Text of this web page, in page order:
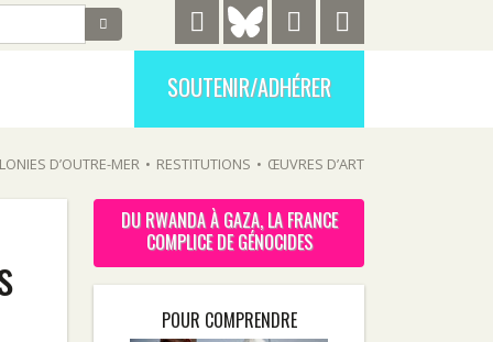
SOUTENIR/ADHÉRER
D’OUTRE-MER • RESTITUTIONS • ŒUVRES D’ART
DU RWANDA À GAZA, LA FRANCE
COMPLICE DE GÉNOCIDES
POUR COMPRENDRE